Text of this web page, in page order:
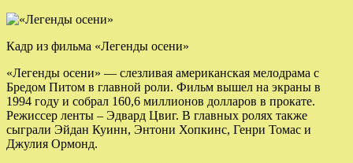
Кадр из фильма «Легенды осени»
«Легенды осени» — слезливая американская мелодрама с
Бредом Питом в главной роли. Фильм вышел на экраны в
1994 году и собрал 160,6 миллионов долларов в прокате.
Режиссер ленты – Эдвард Цвиг. В главных ролях также
сыграли Эйдан Куинн, Энтони Хопкинс, Генри Томас и
Джулия Ормонд.